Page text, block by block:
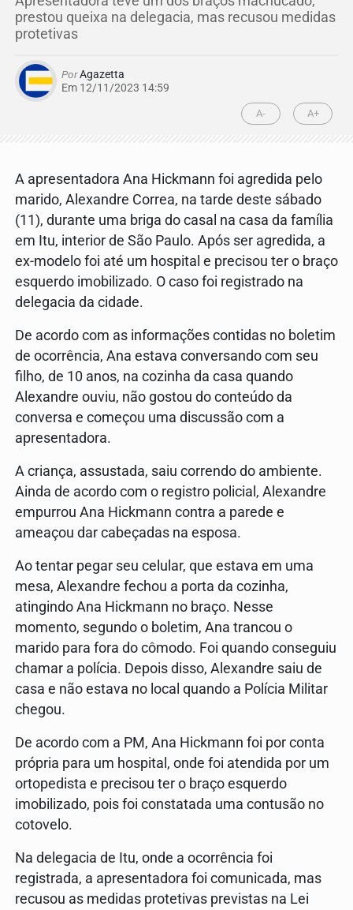
prestou queixa na delegacia, mas recusou medidas
protetivas
PorAgazetta
Em 12/11/2023 14:59
A- A+
A apresentadora Ana Hickmann foi agredida pelo
marido, Alexandre Correa, na tarde deste sábado
(11), durante uma briga do casal na casa da família
em Itu, interior de São Paulo. Após ser agredida, a
ex-modelo foi até um hospital e precisou ter o braço
esquerdo imobilizado. O caso foi registrado na
delegacia da cidade.
De acordo com as informações contidas no boletim
de ocorrência, Ana estava conversando com seu
filho, de 10 anos, na cozinha da casa quando
Alexandre ouviu, não gostou do conteúdo da
conversa e começou uma discussão com a
apresentadora.
A criança, assustada, saiu correndo do ambiente.
Ainda de acordo com o registro policial, Alexandre
empurrou Ana Hickmann contra a parede e
ameaçou dar cabeçadas na esposa.
Ao tentar pegar seu celular, que estava em uma
mesa, Alexandre fechou a porta da cozinha,
atingindo Ana Hickmann no braço. Nesse
momento, segundo o boletim, Ana trancou o
marido para fora do cômodo. Foi quando conseguiu
chamar a polícia. Depois disso, Alexandre saiu de
casa e não estava no local quando a Polícia Militar
chegou.
De acordo com a PM, Ana Hickmann foi por conta
própria para um hospital, onde foi atendida por um
ortopedista e precisou ter o braço esquerdo
imobilizado, pois foi constatada uma contusão no
cotovelo.
Na delegacia de Itu, onde a ocorrência foi
registrada, a apresentadora foi comunicada, mas
recusou as medidas protetivas previstas na Lei